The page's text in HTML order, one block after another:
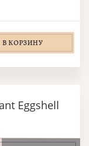
В КОРЗИНУ
Eggshell